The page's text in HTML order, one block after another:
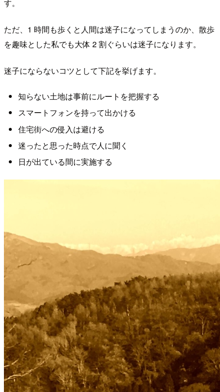
す。
ただ、1 時間も歩くと人間は迷子になってしまうのか、散歩
を趣味とした私でも大体 2 割ぐらいは迷子になります。
迷子にならないコツとして下記を挙げます。
知らない土地は事前にルートを把握する
スマートフォンを持って出かける
住宅街への侵入は避ける
迷ったと思った時点で人に聞く
日が出ている間に実施する